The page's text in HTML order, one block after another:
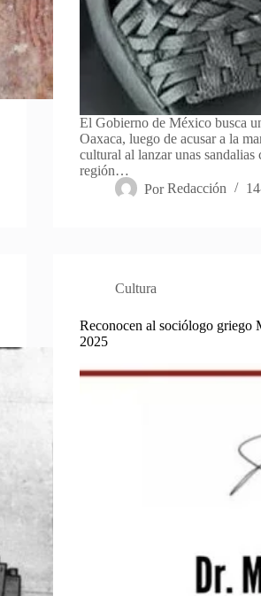
El Gobierno de México busca
Oaxaca, luego de acusar a la
cultural al lanzar unas sandalias
región…
Por Redacción
Cultura
Reconocen al sociólogo griego
2025